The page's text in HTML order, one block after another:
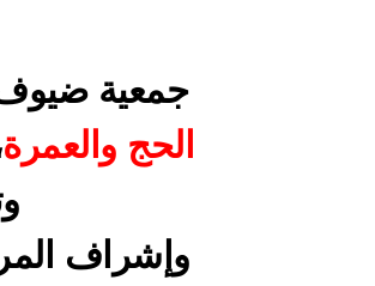
جمعية
الحج والعمرة
وإشراف